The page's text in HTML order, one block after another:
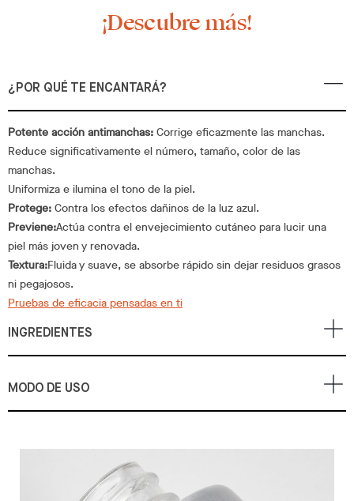
¡Descubre más!
¿POR QUÉ TE ENCANTARÁ?
Potente acción antimanchas: Corrige eficazmente las manchas.
Reduce significativamente el número, tamaño, color de las
manchas.
Uniformiza e ilumina el tono de la piel.
Protege: Contra los efectos dañinos de la luz azul.
Previene:Actúa contra el envejecimiento cutáneo para lucir una
piel más joven y renovada.
Textura:Fluida y suave, se absorbe rápido sin dejar residuos grasos
ni pegajosos.
Pruebas de eficacia pensadas en ti
INGREDIENTES
MODO DE USO